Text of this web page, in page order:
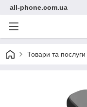
all-phone.com.ua
Товари та послуги